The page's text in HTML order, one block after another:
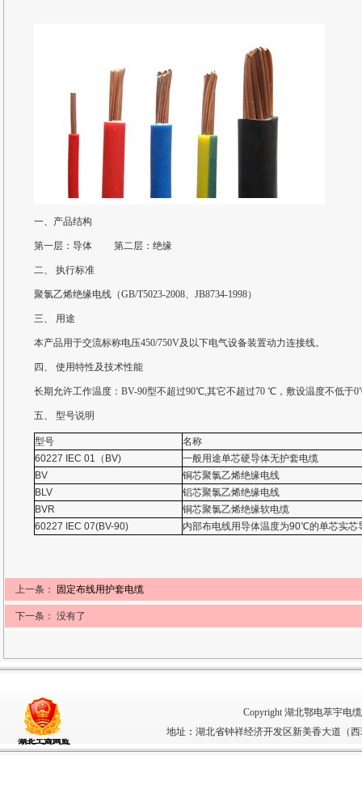
一、产品结构
第一层：导体 第二层：绝缘
二、 执行标准
聚氯乙烯绝缘电线（GB/T5023-2008、JB8734-1998）
三、 用途
本产品用于交流标称电压450/750V及以下电气设备装置动力连接线。
四、 使用特性及技术性能
长期允许工作温度：BV-90型不超过90℃,其它不超过70 ℃，敷设温度不低于
五、 型号说明
型号
名称
60227 IEC 01 （ BV)
一般用途单芯硬导体无护套电缆
BV
铜芯聚氯乙烯绝缘电线
BLV
铝芯聚氯乙烯绝缘电线
BVR
铜芯聚氯乙烯绝缘软电缆
60227 IEC 07(BV-90)
内部布电线用导体温度为90℃的单芯实芯
上一条： 固定布线用护套电缆
下一条： 没有了
Copyright 湖北鄂电萃宇电
地址 ： 湖北省钟祥经济开发区新美香大道（西